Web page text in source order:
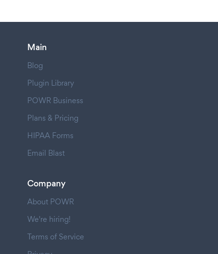
Main
Blog
Plugin Library
POWR Business
Plans & Pricing
HIPAA Forms
Email Blast
Company
About POWR
We're hiring!
Terms of Service